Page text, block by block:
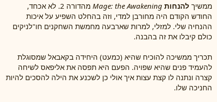
ממשיך להנחות Mage: the Awakening
מהדורה 2. לא אכחד,
החודש הקודם היה מחורבן למדי, וזה בהחלט השפיע על איכות
ההנחיה שלי. למזלי, למרות שארבעה מחמשת השחקנים חו"לניקים
כולם קיבלו את זה בהבנה.
תכריך ממשיכה להוכיח שהיא (כמעט) היחידה בקאבאל שמסוגלת
להעמיד פנים שהיא שפויה. הפעם היא תפסה את אליפאס לשיחה
קצרה ונתנה לו קצת עצות איך אולי כן לשכנע את הילה להסכים להיות
החניכה שלו.